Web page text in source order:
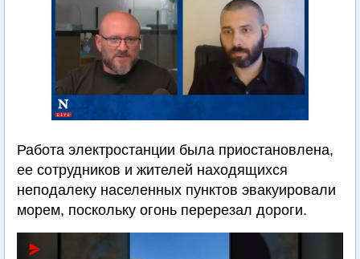
Работа электростанции была приостановлена,
ее сотрудников и жителей находящихся
неподалеку населенных пунктов эвакуировали
морем, поскольку огонь перерезал дороги.